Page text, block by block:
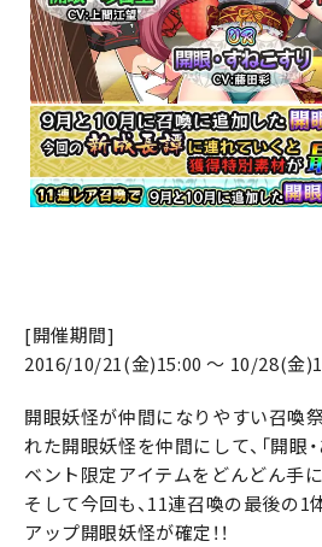
[開催期間]
2016/10/21(金)15:00 ～ 10/28(金
開眼妖怪が仲間になりやすい召喚
れた開眼妖怪を仲間にして、「開眼
ベント限定アイテムをどんどん手に
そして今回も、11連召喚の最後の1
アップ開眼妖怪が確定！！